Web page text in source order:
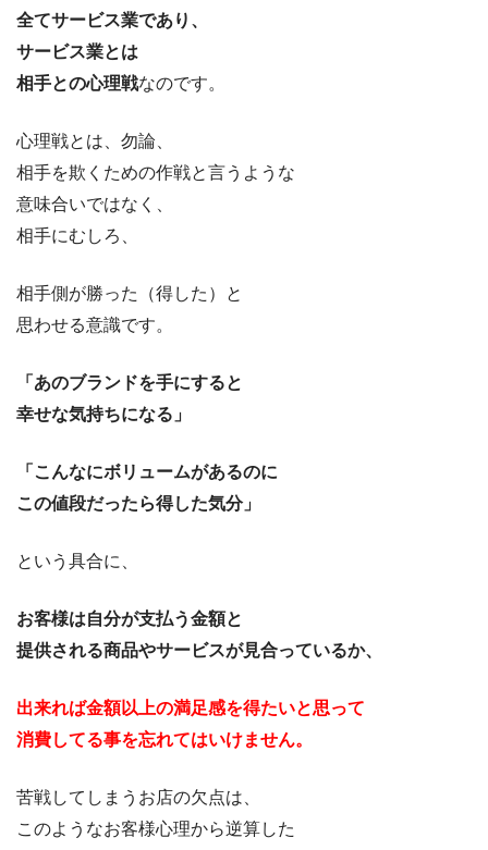
全てサービス業であり、
サービス業とは
相手との心理戦なのです。
心理戦とは、勿論、
相手を欺くための作戦と言うような
意味合いではなく、
相手にむしろ、
相手側が勝った（得した）と
思わせる意識です。
「あのブランドを手にすると
幸せな気持ちになる」
「こんなにボリュームがあるのに
この値段だったら得した気分」
という具合に、
お客様は自分が支払う金額と
提供される商品やサービスが見合っているか、
出来れば金額以上の満足感を得たいと思って
消費してる事を忘れてはいけません。
苦戦してしまうお店の欠点は、
このようなお客様心理から逆算した